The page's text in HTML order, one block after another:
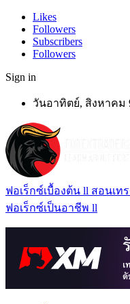
Likes
Followers
Subscribers
Followers
Sign in
วันอาทิตย์, สิงหาคม
ฟอเร็กซ์เบื้องต้น ll สอนเท
ฟอเร็กซ์เป็นอาชีพ ll